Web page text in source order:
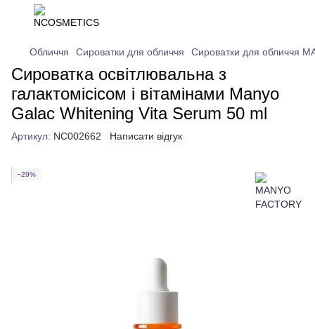
Обличчя Сироватки для обличчя Сироватки для обличчя
Сироватка освітлювальна з
галактомісісом і вітамінами Manyo
Galac Whitening Vita Serum 50 ml
Артикул: NC002662 Написати відгук
−29%